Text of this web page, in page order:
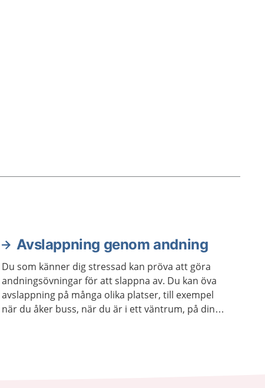
Avslappning genom andning
Du som känner dig stressad kan pröva att göra
andningsövningar för att slappna av. Du kan öva
avslappning på många olika platser, till exempel
när du åker buss, när du är i ett väntrum, på din